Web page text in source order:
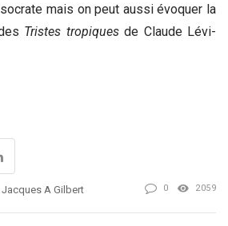
mais on peut aussi évoquer la
Tristes tropiquesde Claude Lévi-
Jacques A Gilbert 0 2059